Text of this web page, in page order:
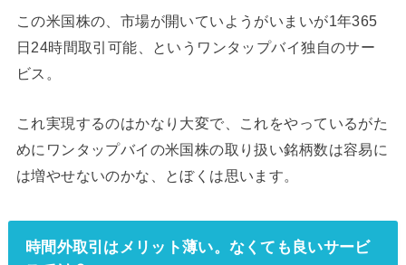
この米国株の、市場が開いていようがいまいが1年365
日24時間取引可能、というワンタップバイ独自のサー
ビス。
これ実現するのはかなり大変で、これをやっているがた
めにワンタップバイの米国株の取り扱い銘柄数は容易に
は増やせないのかな、とぼくは思います。
時間外取引はメリット薄い。なくても良いサービ